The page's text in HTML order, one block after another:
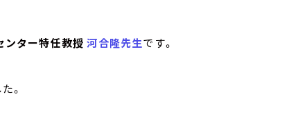
ンター特任教授河合隆先生です。
。